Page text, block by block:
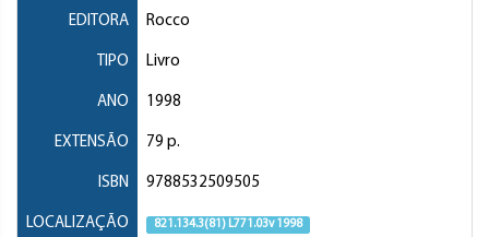
EDITORA Rocco
TIPO Livro
ANO 1998
EXTENSÃO 79 p.
ISBN 9788532509505
LOCALIZAÇÃO 821.134.3(81) L771.03v 1998